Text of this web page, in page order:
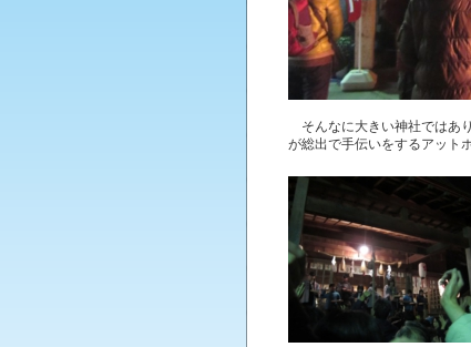
そんなに大きい神社ではあ
が総出で手伝いをするアット